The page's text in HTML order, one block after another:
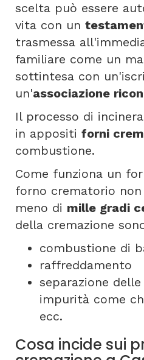
scelta può essere
vita con un
trasmessa
familiare come un
sottintesa con
un'associazione
Il processo di
in appositi forni
combustione.
Come funziona un
forno crematorio non
meno di mille gradi
della cremazione
combustione di
raffreddamento
separazione
impurità come
ecc.
Cosa incide sui